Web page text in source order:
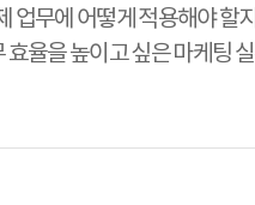
업무에 어떻게 적용해야 할
효율을 높이고 싶은 마케팅